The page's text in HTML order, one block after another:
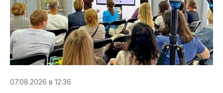
07.08.2026 в 12:36